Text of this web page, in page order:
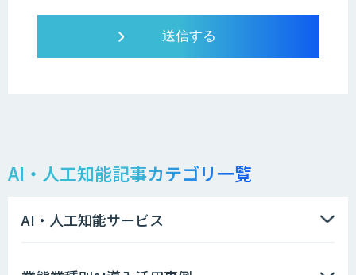
AI・人工知能記事カテゴリ一覧
AI・人工知能サービス